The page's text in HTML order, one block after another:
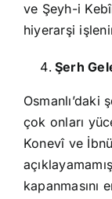
ve Şeyh-i
hiyerarşi
Şerh
çok onları
Konevî ve
kapanmasını